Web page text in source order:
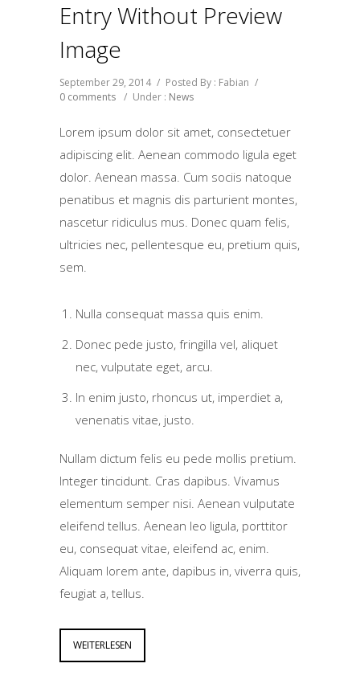
Entry Without Preview
Image
September 29, 2014 / Posted By : Fabian /
0 comments / Under : News
Lorem ipsum dolor sit amet, consectetuer
adipiscing elit. Aenean commodo ligula eget
dolor. Aenean massa. Cum sociis natoque
penatibus et magnis dis parturient montes,
nascetur ridiculus mus. Donec quam felis,
ultricies nec, pellentesque eu, pretium quis,
sem.
Nulla consequat massa quis enim.
Donec pede justo, fringilla vel, aliquet
nec, vulputate eget, arcu.
In enim justo, rhoncus ut, imperdiet a,
venenatis vitae, justo.
Nullam dictum felis eu pede mollis pretium.
Integer tincidunt. Cras dapibus. Vivamus
elementum semper nisi. Aenean vulputate
eleifend tellus. Aenean leo ligula, porttitor
eu, consequat vitae, eleifend ac, enim.
Aliquam lorem ante, dapibus in, viverra quis,
feugiat a, tellus.
WEITERLESEN